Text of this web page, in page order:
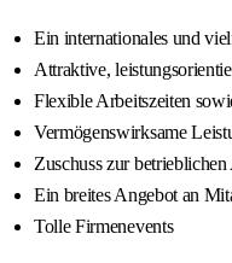
Ein internationales und
Attraktive,
Flexible Arbeitszeiten
Vermögenswirksame
Zuschuss zur
Ein breites Angebot an
Tolle Firmenevents